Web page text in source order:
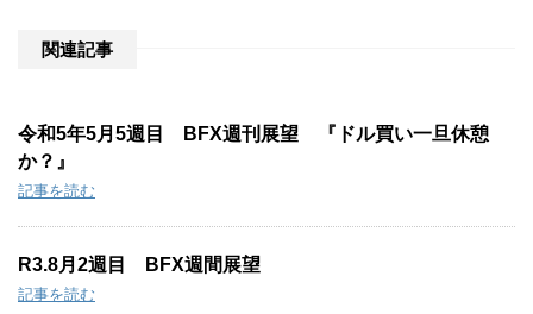
関連記事
令和5年5月5週目 BFX週刊展望 『ドル買い一旦休憩
か？』
記事を読む
R3.8月2週目 BFX週間展望
記事を読む